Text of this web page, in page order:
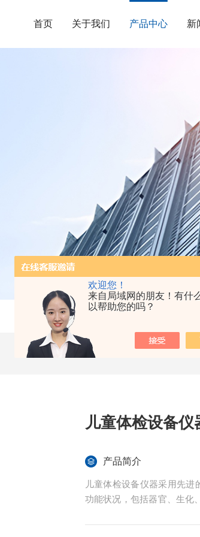
欢迎您！
来自局域网的朋友！有什
以帮助您的吗？
首页 关于我们 产品中心 新
儿童体检设备仪
产品简介
儿童体检设备仪器采用先
功能状况，包括器官、生化